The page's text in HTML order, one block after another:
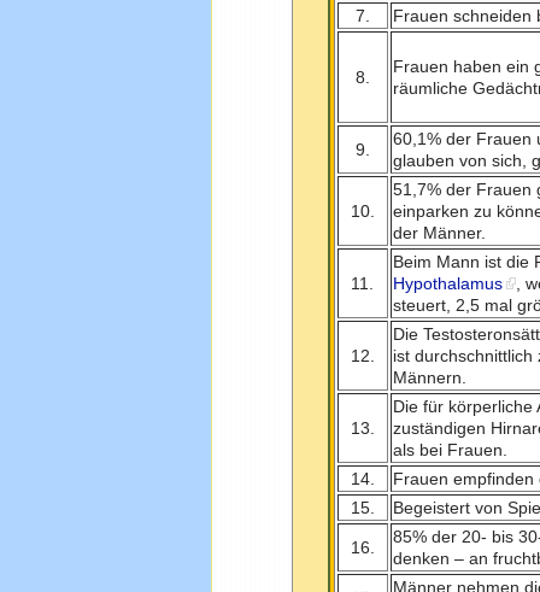
7. Frauen schneiden
8.
Frauen haben ein
räumliche
9.
60,1% der Frauen
glauben von sich,
10.
51,7% der Frauen
einparken zu
der Männer.
11.
Beim Mann ist die
Hypothalamus
,
steuert, 2,5 mal
12.
Die
ist
Männern.
13.
Die für körperliche
zuständigen
als bei Frauen.
14.
Frauen empfinden
15.
Begeistert von
16.
85% der 20- bis
denken – an
Männer nehmen